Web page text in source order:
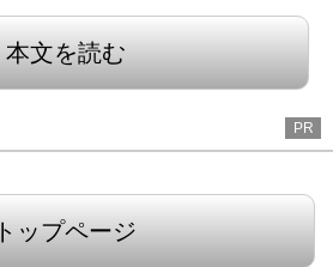
本文を読む
PR
トップページ